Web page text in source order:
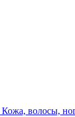
Кожа, волосы,